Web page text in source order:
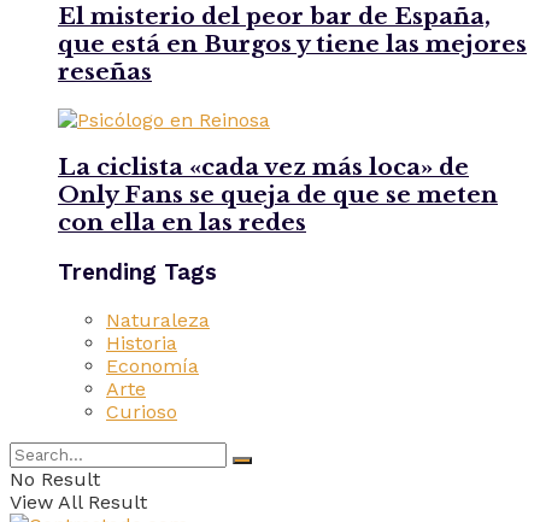
El misterio del peor bar de España,
que está en Burgos y tiene las mejores
reseñas
La ciclista «cada vez más loca» de
Only Fans se queja de que se meten
con ella en las redes
Trending Tags
Naturaleza
Historia
Economía
Arte
Curioso
No Result
View All Result